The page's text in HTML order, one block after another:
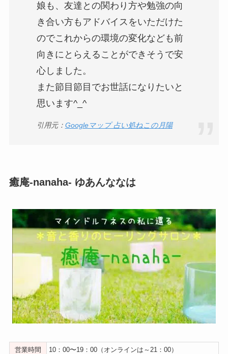
娘も、友達との関わり方や勉強の向
き合い方もアドバイスをいただけた
のでこれからの環境の変化なども前
向きにとらえることができそうで安
心しました。
また節目節目でお世話になりたいと
思います^_^
引用元： Googleマップ 占い処ねこの月陽
癒庵-nanaha- ゆあんななは
営業時間 10：00〜19：00（オンラインは～21：00）